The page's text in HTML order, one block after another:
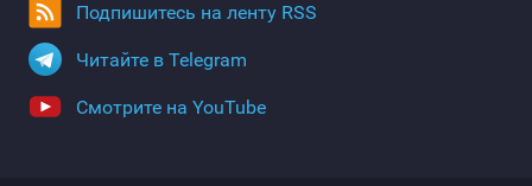
Подпишитесь на ленту RSS
Читайте в Telegram
Смотрите на YouTube